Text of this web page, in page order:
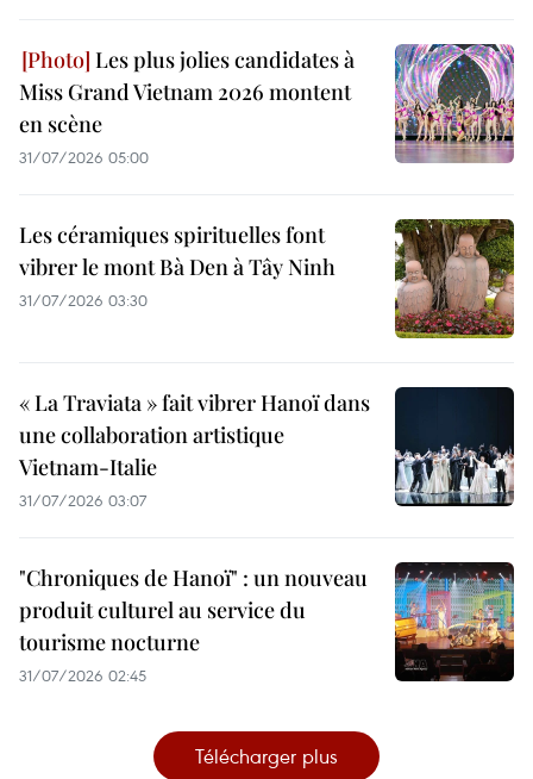
Les plus jolies candidates à
Miss Grand Vietnam 2026 montent
en scène
31/07/2026 05:00
Les céramiques spirituelles font
vibrer le mont Bà Den à Tây Ninh
31/07/2026 03:30
« La Traviata » fait vibrer Hanoï dans
une collaboration artistique
Vietnam-Italie
31/07/2026 03:07
"Chroniques de Hanoï" : un nouveau
produit culturel au service du
tourisme nocturne
31/07/2026 02:45
Télécharger plus